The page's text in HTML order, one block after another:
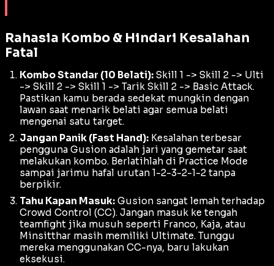
Rahasia Kombo & Hindari Kesalahan
Fatal
Kombo Standar (10 Belati): Skill 1 -> Skill 2 -> Ulti
-> Skill 2 -> Skill 1 -> Tarik Skill 2 -> Basic Attack.
Pastikan kamu berada sedekat mungkin dengan
lawan saat menarik belati agar semua belati
mengenai satu target.
Jangan Panik (Fast Hand): Kesalahan terbesar
pengguna Gusion adalah jari yang gemetar saat
melakukan kombo. Berlatihlah di Practice Mode
sampai jarimu hafal urutan 1-2-3-2-1-2 tanpa
berpikir.
Tahu Kapan Masuk: Gusion sangat lemah terhadap
Crowd Control (CC). Jangan masuk ke tengah
teamfight jika musuh seperti Franco, Kaja, atau
Minsitthar masih memiliki Ultimate. Tunggu
mereka menggunakan CC-nya, baru lakukan
eksekusi.